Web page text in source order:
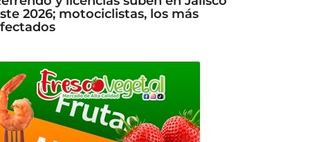
2026; motociclistas, los más